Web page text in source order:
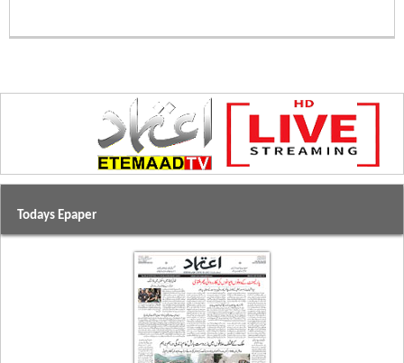
Todays Epaper